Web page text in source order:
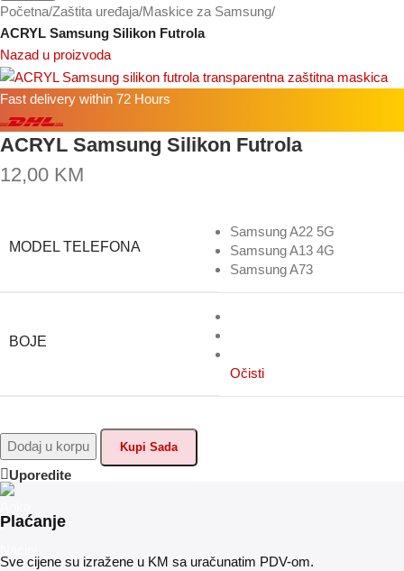
Početna/Zaštita uređaja/Maskice za Samsung/
ACRYL Samsung Silikon Futrola
Nazad u proizvoda
Fast delivery within 72 Hours
ACRYL Samsung Silikon Futrola
12,00 KM
MODEL TELEFONA
Samsung A22 5G
Samsung A13 4G
Samsung A73
BOJE
Očisti
Dodaj u korpu Kupi Sada
Uporedite
Plaćanje
Sve cijene su izražene u KM sa uračunatim PDV-om.